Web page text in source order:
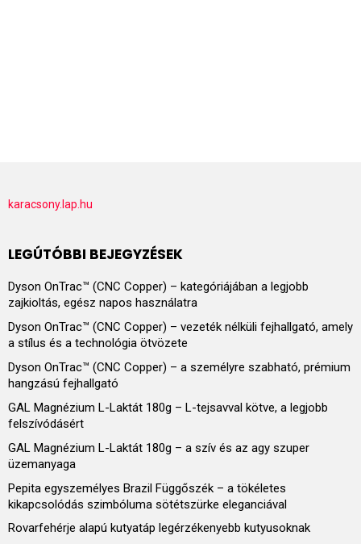
karacsony.lap.hu
LEGÚTÓBBI BEJEGYZÉSEK
Dyson OnTrac™ (CNC Copper) – kategóriájában a legjobb
zajkioltás, egész napos használatra
Dyson OnTrac™ (CNC Copper) – vezeték nélküli fejhallgató, amely
a stílus és a technológia ötvözete
Dyson OnTrac™ (CNC Copper) – a személyre szabható, prémium
hangzású fejhallgató
GAL Magnézium L-Laktát 180g – L-tejsavval kötve, a legjobb
felszívódásért
GAL Magnézium L-Laktát 180g – a szív és az agy szuper
üzemanyaga
Pepita egyszemélyes Brazil Függőszék – a tökéletes
kikapcsolódás szimbóluma sötétszürke eleganciával
Rovarfehérje alapú kutyatáp legérzékenyebb kutyusoknak